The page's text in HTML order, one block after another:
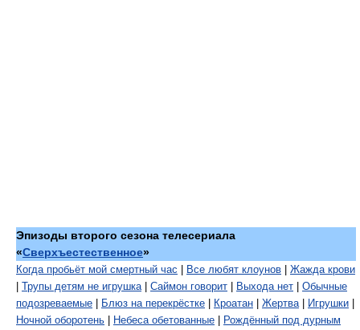
Эпизоды второго сезона телесериала
«Сверхъестественное»
Когда пробьёт мой смертный час Все любят клоунов
Жажда крови
Трупы детям не игрушка| Саймон говорит Выхода нет
Обычные
подозреваемые
Блюз на перекрёстке Кроатан Жертва| Игрушки
Ночной оборотень
Небеса обетованные
Рождённый под дурным